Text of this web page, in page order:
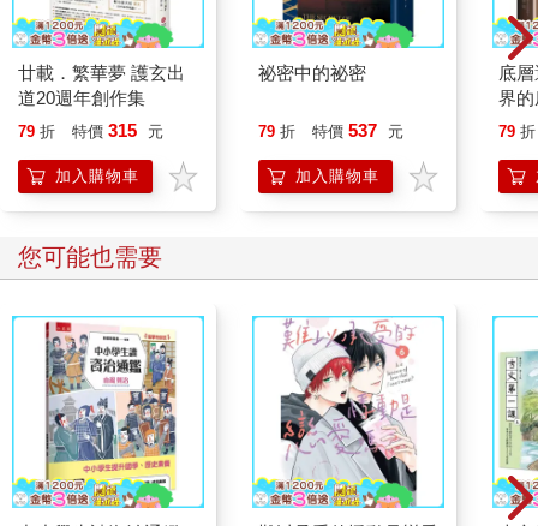
廿載．繁華夢 護玄出
道20週年創作集
79 折 特價 315 元
加入購物車
祕密中的祕密
79 折 特價 537 元
加入購物車
底
界
79 折
您可能也需要